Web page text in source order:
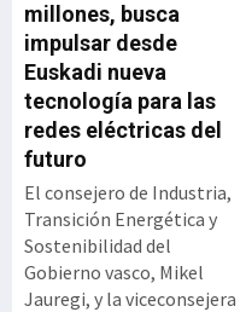
millones, busca
impulsar desde
Euskadi nueva
tecnología para las
redes eléctricas del
futuro
El consejero de Industria,
Transición Energética y
Sostenibilidad del
Gobierno vasco, Mikel
Jauregi, y la viceconsejera